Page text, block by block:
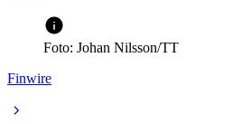
Foto: Johan Nilsson/TT
Finwire